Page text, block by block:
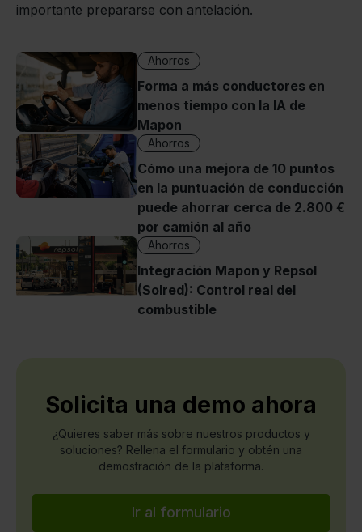
importante prepararse con antelación.
Ahorros
Forma a más conductores en
menos tiempo con la IA de
Mapon
Ahorros
Cómo una mejora de 10 puntos
en la puntuación de conducción
puede ahorrar cerca de 2.800 €
por camión al año
Ahorros
Integración Mapon y Repsol
(Solred): Control real del
combustible
Solicita una demo ahora
¿Quieres saber más sobre nuestros productos y
soluciones? Rellena el formulario y obtén una
demostración de la plataforma.
Ir al formulario